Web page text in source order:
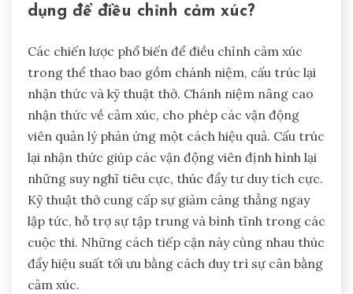
dụng để điều chỉnh cảm xúc?
Các chiến lược phổ biến để điều chỉnh cảm xúc
trong thể thao bao gồm chánh niệm, cấu trúc lại
nhận thức và kỹ thuật thở. Chánh niệm nâng cao
nhận thức về cảm xúc, cho phép các vận động
viên quản lý phản ứng một cách hiệu quả. Cấu trúc
lại nhận thức giúp các vận động viên định hình lại
những suy nghĩ tiêu cực, thúc đẩy tư duy tích cực.
Kỹ thuật thở cung cấp sự giảm căng thẳng ngay
lập tức, hỗ trợ sự tập trung và bình tĩnh trong các
cuộc thi. Những cách tiếp cận này cùng nhau thúc
đẩy hiệu suất tối ưu bằng cách duy trì sự cân bằng
cảm xúc.